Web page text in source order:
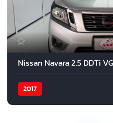
Nissan Navara 2.5 DDTi
2017